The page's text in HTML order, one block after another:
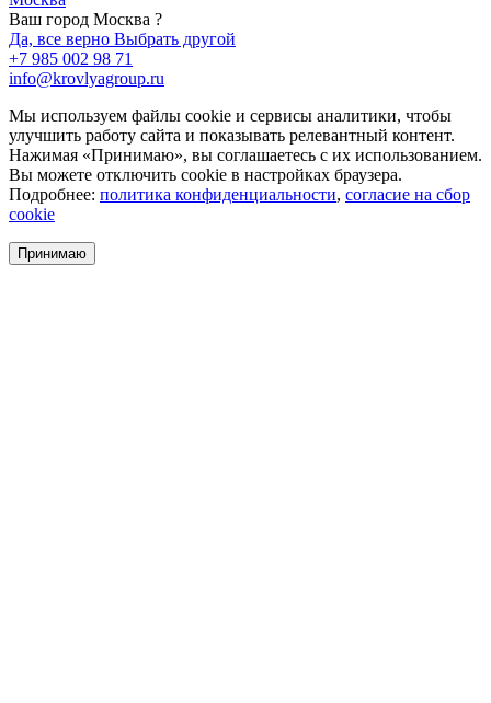
Ваш город Москва ?
Да, все верно Выбрать другой
+7 985 002 98 71
info@krovlyagroup.ru
Мы используем файлы cookie и сервисы аналитики, чтобы
улучшить работу сайта и показывать релевантный контент.
Нажимая «Принимаю», вы соглашаетесь с их использованием.
Вы можете отключить cookie в настройках браузера.
Подробнее: политика конфиденциальности, согласие на сбор
cookie
Принимаю